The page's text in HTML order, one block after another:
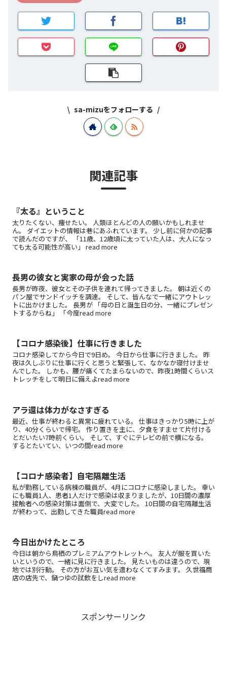
sa-mizuをフォローする
関連記事
『太る』ということ
太りたくない、痩せたい。 人類ほとんどの人の願いかもしれませ
ん。 ダイエットの情報は巷にあふれています。 少し前に何かの記事
で読んだのですが、 「11歳、12歳頃に太っていた人は、大人になっ
ても太る可能性が高い」 read more
長男の彼女と実家の母が会った話
長男が昨夜、彼女とその子供を連れて帰ってきました。 朝は近くの
パン屋でサンドイッチを調達。 そして、皆んなで一緒にアウトレッ
トに出かけました。 長男が 「母の日と誕生日の分、一緒にプレゼン
トするからね」 「今度read more
【コロナ感染後】仕事に行きました
コロナ感染してから今日で9日め。 今日から仕事に行きました。 昨
夜は久しぶりに仕事に行くと思うと緊張して、なかなか寝付けませ
んでした。 しかも、腰が痛くてたまらないので、昨夜1時間くらいス
トレッチをして明日に備えよread more
アラ還は体力がなさすぎる
最近、仕事が終わると異常に疲れている。 仕事はきっかり5時に上が
り、40分くらいで帰宅。 作り置きを主に、夕食をすませて片付ける
とだいたい7時前くらい。 そして、すぐにテレビの前で横になる。
するとたいてい、いつの間read more
【コロナ感染者】自宅隔離生活
私が勤務している病棟の職員が、4月にコロナに感染しました。 幸い
にも職員1人、患者1人だけで感染は収まりましたが、10日間の濃厚
接触者への感染対策は面倒で、大変でした。 10日間の自宅隔離生活
が終わって、出勤してきた職員read more
今日出かけたところ
今日は朝から鳥栖のプレミアムアウトレットへ。 友人が服を買いた
いというので、一緒に見に行きました。 見たいものは違うので、現
地では別行動。 その方がお互い気を遣わなくてすみます。 久世福商
店の店先で、鍋つゆの試飲をしread more
スポンサーリンク